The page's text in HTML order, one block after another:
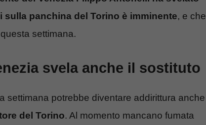
sulla panchina del Torino è imminente, e che
settimana.
svela anche il sostituto
settimana potrebbe diventare addirittura anche
del Torino. Al momento mancano fumata